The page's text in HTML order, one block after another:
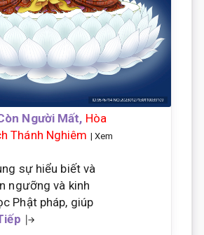
Người Mất, Hòa
Thánh Nghiêm | Xem
sự hiểu biết và
ngưỡng và kinh
Phật pháp, giúp